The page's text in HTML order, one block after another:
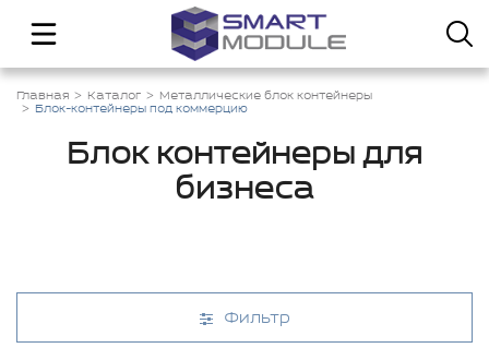
Главная Каталог
Металлические блок контейнеры
Блок-контейнеры под коммерцию
Блок контейнеры для
бизнеса
Фильтр